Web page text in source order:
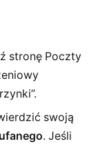
stronę Poczty
swoją
. Jeśli